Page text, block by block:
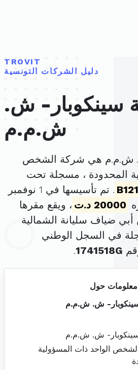
TROVIT
دليل الشركات التونسية
سينكوبار- ش.
ش.م.م
ش.م.م هي شركة الشخص
المحدودة ، مسجلة تحت
. تم تأسيسها في 1 نوفمبر
20000 د.ت
، ويقع مقرها
ضياف سليانة الشمالية
في السجل الوطني
1741518G
.
معلومات حول
ش. ش.م.م
ش. ش.م.م
الواحد ذات المسؤولية